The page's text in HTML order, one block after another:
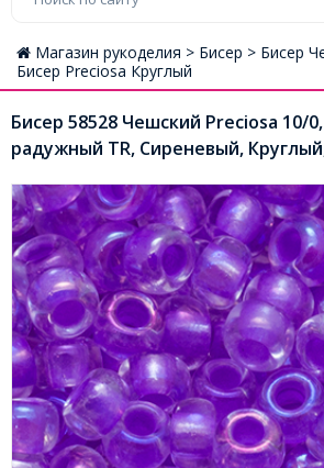
Магазин рукоделия > Бисер > Бисер
Бисер Preciosa Круглый
Бисер 58528 Чешский Preciosa 10/
радужный TR, Сиреневый,